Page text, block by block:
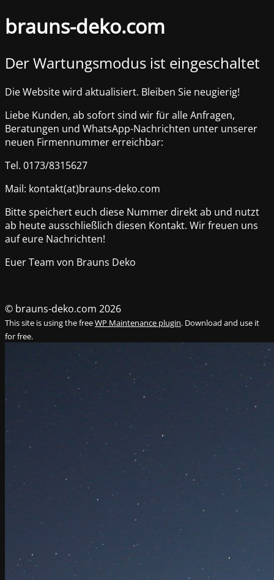
brauns-deko.com
Der Wartungsmodus ist eingeschaltet
Die Website wird aktualisiert. Bleiben Sie neugierig!
Liebe Kunden, ab sofort sind wir für alle Anfragen,
Beratungen und WhatsApp-Nachrichten unter unserer
neuen Firmennummer erreichbar:
Tel. 0173/8315627
Mail: kontakt(at)brauns-deko.com
Bitte speichert euch diese Nummer direkt ab und nutzt
ab heute ausschließlich diesen Kontakt. Wir freuen uns
auf eure Nachrichten!
Euer Team von Brauns Deko
© brauns-deko.com 2026
This site is using the freeWP Maintenance plugin. Download and use it
for free.